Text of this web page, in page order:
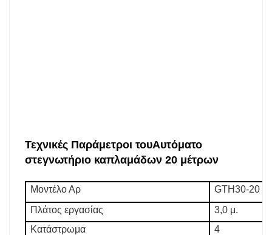
Τεχνικές Παράμετροι τουΑυτόματο
στεγνωτήριο καπλαμάδων 20 μέτρων
Μοντέλο Αρ
GTH30-20
Πλάτος εργασίας
3,0 μ.
Κατάστρωμα
4